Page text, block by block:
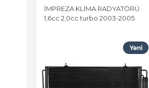
İMPREZA KLİMA RADYATÖRÜ
1,6cc 2,0cc turbo 2003-2005